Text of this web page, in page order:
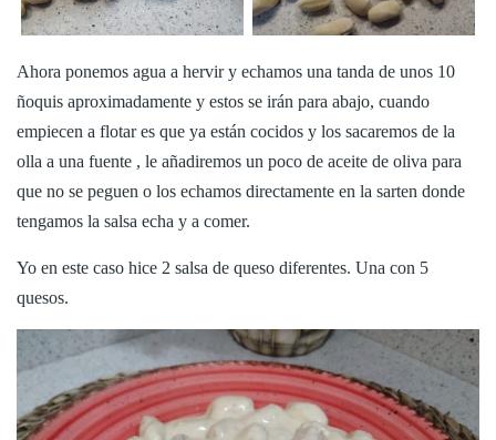
Ahora ponemos agua a hervir y echamos una tanda de unos 10
ñoquis aproximadamente y estos se irán para abajo, cuando
empiecen a flotar es que ya están cocidos y los sacaremos de la
olla a una fuente , le añadiremos un poco de aceite de oliva para
que no se peguen o los echamos directamente en la sarten donde
tengamos la salsa echa y a comer.
Yo en este caso hice 2 salsa de queso diferentes. Una con 5
quesos.